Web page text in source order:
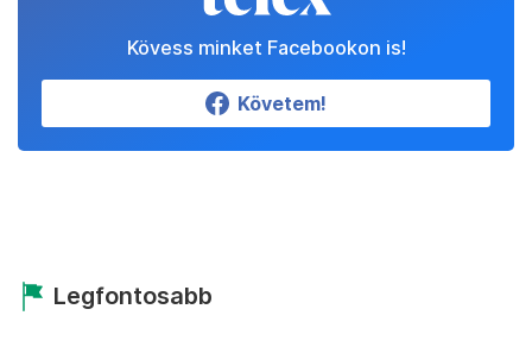
Kövess minket Facebookon is!
Követem!
Legfontosabb